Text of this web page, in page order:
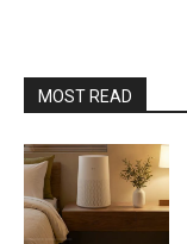
MOST READ